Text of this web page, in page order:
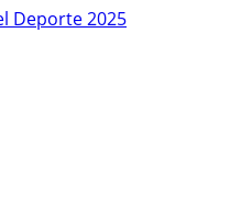
Deporte 2025